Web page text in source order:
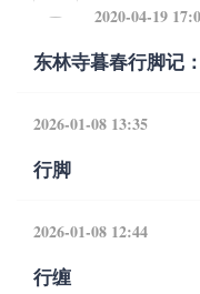
2020-04-19
东林寺暮春行脚记
2026-01-08 13:35
行脚
2026-01-08 12:44
行缠